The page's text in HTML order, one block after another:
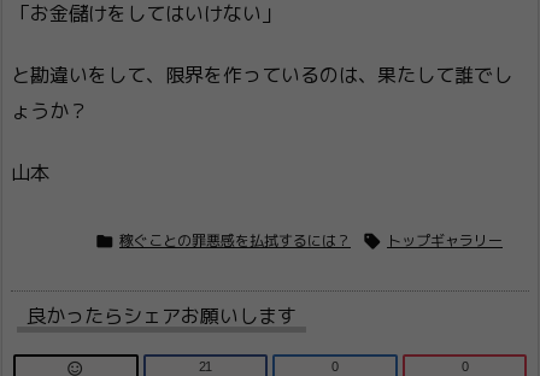
「お金儲けをしてはいけない」
と勘違いをして、限界を作っているのは、果たして誰でし
ょうか？
山本
 稼ぐことの罪悪感を払拭するには？  トップギャラリー
良かったらシェアお願いします
 21 0 0